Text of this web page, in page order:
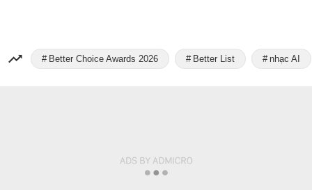
Better Choice Awards 2026 Better List nhạc AI